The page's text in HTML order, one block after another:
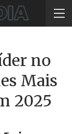
no
Mais
2025